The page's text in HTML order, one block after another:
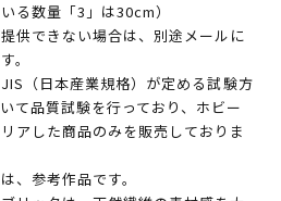
る数量「3」は30cm）
供できない場合は、別途メールに
。
（日本産業規格）が定める試験方
て品質試験を行っており、ホビー
アした商品のみを販売しておりま
、参考作品です。